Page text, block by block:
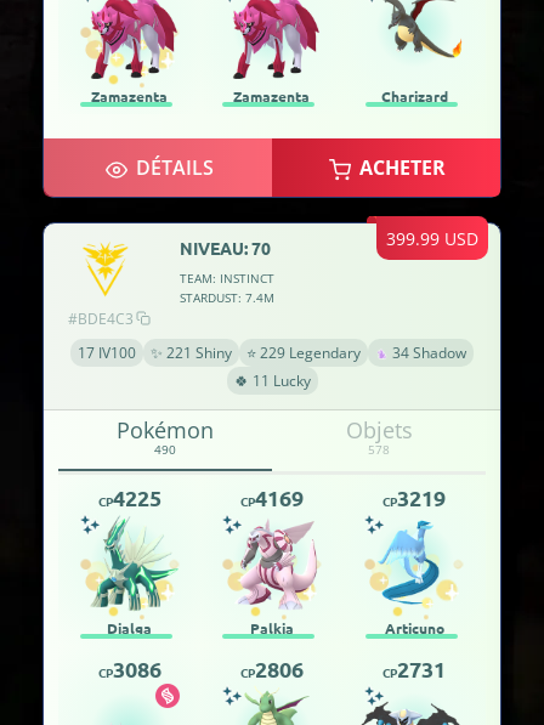
Zamazenta Zamazenta Charizard
DÉTAILS ACHETER
399.99 USD
#BDE4C3
NIVEAU: 70
TEAM: INSTINCT
STARDUST: 7.4M
17 IV100 ✨ 221 Shiny ⭐ 229 Legendary
34 Shadow
🍀 11 Lucky
Pokémon
490
Objets
578
CP4225
Dialga
CP4169
Palkia
CP3219
Articuno
CP3086 CP2806 CP2731